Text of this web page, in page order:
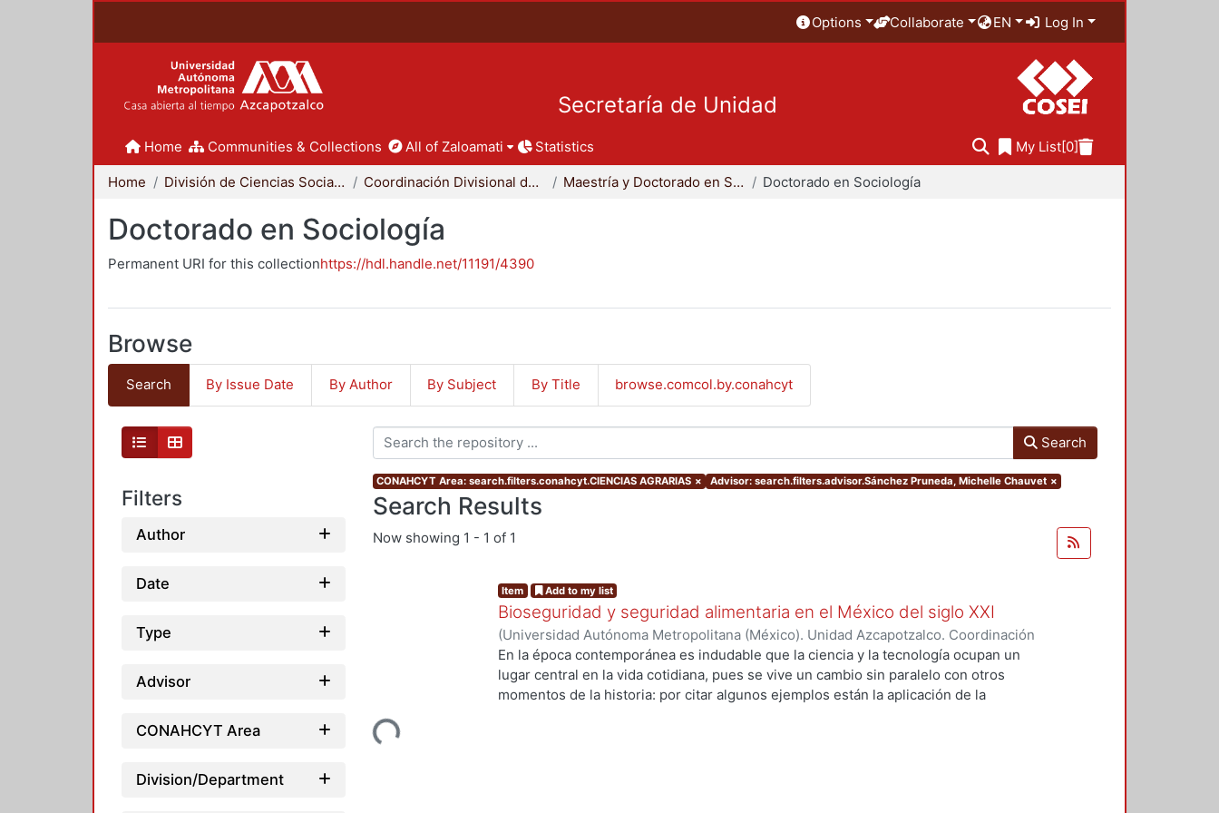
Options Collaborate EN Log In
Secretaría de Unidad
Home Communities & Collections All of Zaloamati Statistics My List[0]
Home División de Ciencias Sociales y Humanidades Coordinación Divisional de Posgrado Maestría y Doctorado en Sociología Doctorado en Sociología
Doctorado en Sociología
Permanent URI for this collectionhttps://hdl.handle.net/11191/4390
Browse
Search By Issue Date By Author By Subject By Title browse.comcol.by.conahcyt
Filters
Author
Date
Type
Advisor
CONAHCYT Area
Division/Department
Search
CONAHCYT Area: search.filters.conahcyt.CIENCIAS AGRARIAS × Advisor: search.filters.advisor.Sánchez Pruneda, Michelle Chauvet ×
Search Results
Now showing 1 - 1 of 1
Loading...
Item Add to my list
Bioseguridad y seguridad alimentaria en el México del siglo XXI
(Universidad Autónoma Metropolitana (México). Unidad Azcapotzalco. Coordinación
de Servicios de Información.,2010-11-12)COTA GUZMAN, HILDA IRENE
En la época contemporánea es indudable que la ciencia y la tecnología ocupan un
lugar central en la vida cotidiana, pues se vive un cambio sin paralelo con otros
momentos de la historia: por citar algunos ejemplos están la aplicación de la